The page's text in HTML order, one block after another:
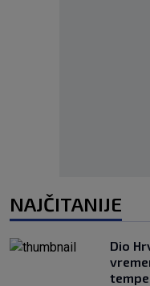
NAJČITANIJE
Dio